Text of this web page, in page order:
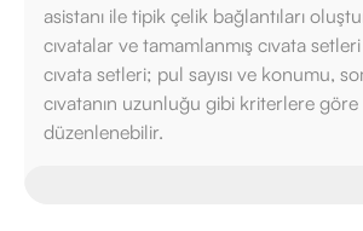
asistanı ile tipik çelik bağlantıları
cıvatalar ve tamamlanmış cıvata
cıvata setleri; pul sayısı ve konumu,
cıvatanın uzunluğu gibi kriterlere
düzenlenebilir.